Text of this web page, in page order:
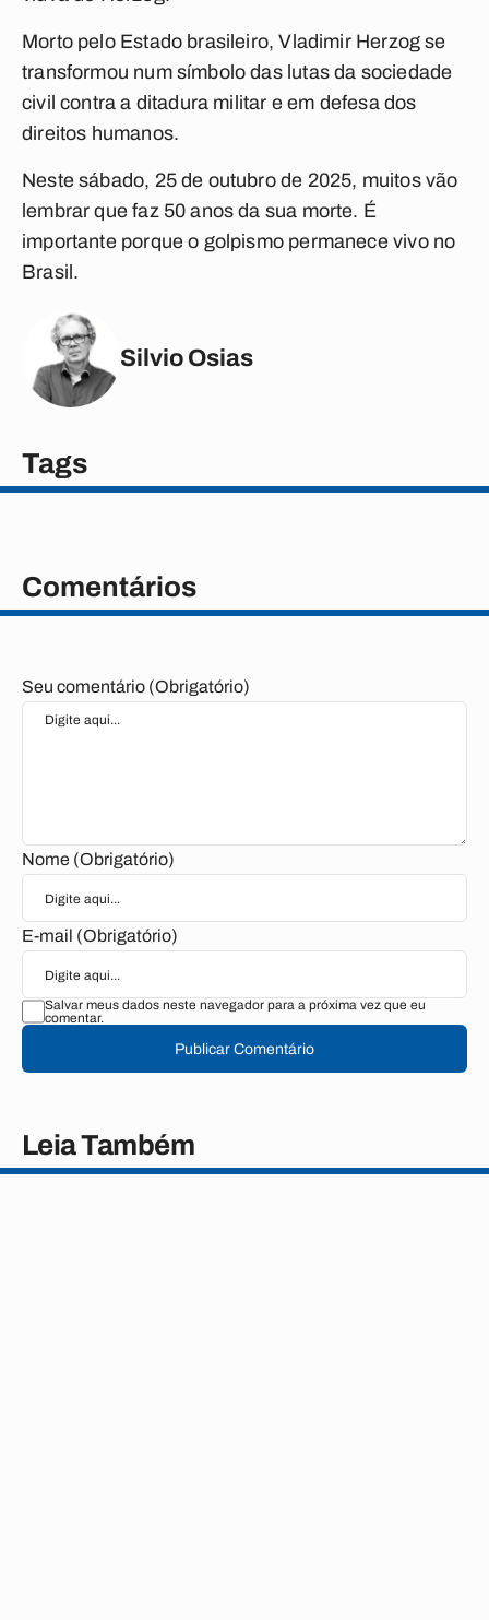
Morto pelo Estado brasileiro, Vladimir Herzog se
transformou num símbolo das lutas da sociedade
civil contra a ditadura militar e em defesa dos
direitos humanos.
Neste sábado, 25 de outubro de 2025, muitos vão
lembrar que faz 50 anos da sua morte. É
importante porque o golpismo permanece vivo no
Brasil.
Silvio Osias
Tags
Comentários
Seu comentário (Obrigatório)
Nome (Obrigatório)
E-mail (Obrigatório)
Salvar meus dados neste navegador para a próxima vez que eu
comentar.
Publicar Comentário
Leia Também